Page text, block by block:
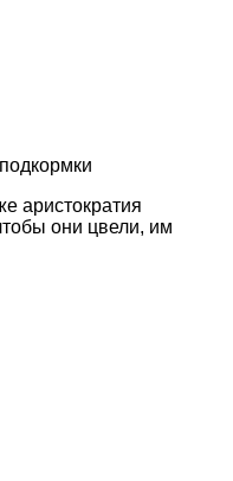
аристократия
они цвели, им